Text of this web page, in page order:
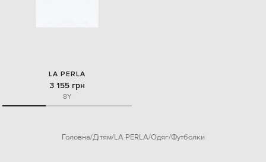
LA PERLA
3 155 грн
8Y
Головна Дітям LA PERLA Одяг Футболки